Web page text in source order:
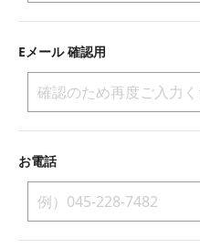
Eメール 確認用
お電話